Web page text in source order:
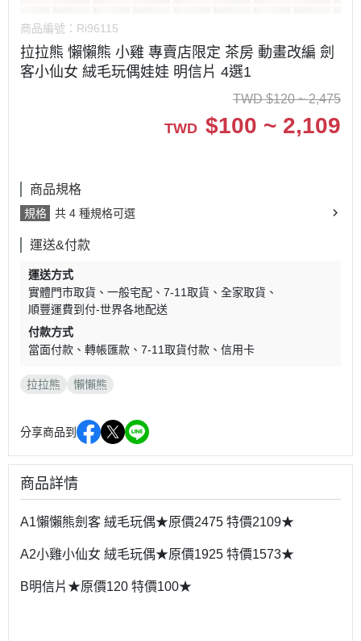
商品編號： Ri96115
拉拉熊 懶懶熊 小雞 專賣店限定 茶房 動畫改編 劍
客小仙女 絨毛玩偶娃娃 明信片 4選1
TWD $120 ~ 2,475
TWD $100 ~ 2,109
商品規格
規格 共 4 種規格可選
運送&付款
運送方式
實體門市取貨
一般宅配 7-11取貨
全家取貨
順豐運費到付-世界各地配送
付款方式
當面付款
轉帳匯款 7-11取貨付款 信用卡
拉拉熊 懶懶熊
分享商品到
商品詳情
A1懶懶熊劍客 絨毛玩偶★原價2475 特價2109★
A2小雞小仙女 絨毛玩偶★原價1925 特價1573★
B明信片★原價120 特價100★